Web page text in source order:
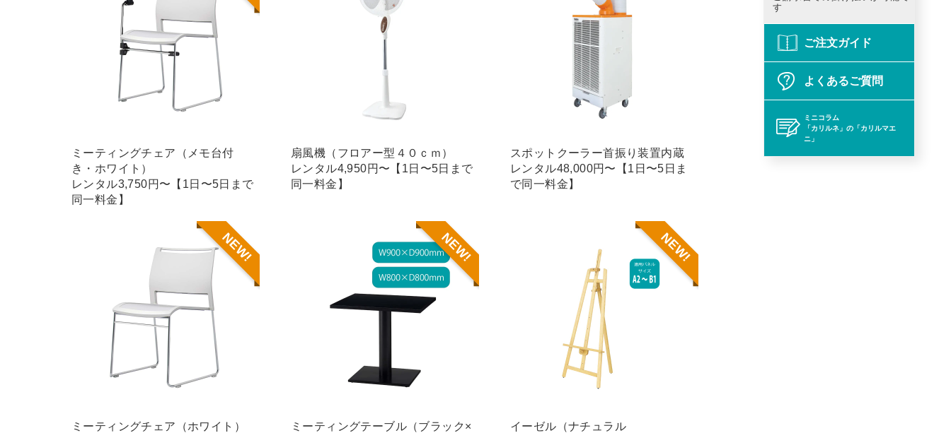
ミーティングチェア（メモ台付
き・ホワイト）
レンタル3,750円〜【1日〜5日まで
同一料金】
扇風機（フロアー型４０ｃｍ）
レンタル4,950円〜【1日〜5日まで
同一料金】
スポットクーラー首振り装置内蔵
レンタル48,000円〜【1日〜5日ま
で同一料金】
ミーティングチェア（ホワイト）
NEW!
ミーティングテーブル（ブラック×
NEW!
イーゼル（ナチュラル
NEW!
す
ご注文ガイド
よくあるご質問
ミニコラム
「カリルネ」の「カリルマエ
ニ」